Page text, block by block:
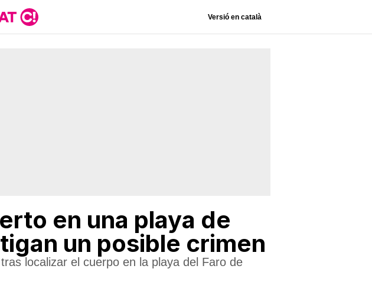
Versió en català
en una playa de
un posible crimen
localizar el cuerpo en la playa del Faro de